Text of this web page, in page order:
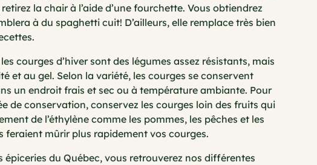
la chair à l’aide d’une fourchette. Vous obtiendrez
à du spaghetti cuit! D’ailleurs, elle remplace très bien
courges d’hiver sont des légumes assez résistants, mais
et au gel. Selon la variété, les courges se conservent
un endroit frais et sec ou à température ambiante. Pour
de conservation, conservez les courges loin des fruits qui
de l’éthylène comme les pommes, les pêches et les
feraient mûrir plus rapidement vos courges.
épiceries du Québec, vous retrouverez nos différentes